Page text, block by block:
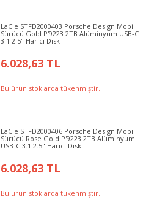
LaCie STFD2000403 Porsche Design Mobil
Sürücü Gold P'9223 2TB Alüminyum USB-C
3.1 2.5" Harici Disk
6.028,63 TL
Bu ürün stoklarda tükenmiştir.
LaCie STFD2000406 Porsche Design Mobil
Sürücü Rose Gold P'9223 2TB Alüminyum
USB-C 3.1 2.5" Harici Disk
6.028,63 TL
Bu ürün stoklarda tükenmiştir.